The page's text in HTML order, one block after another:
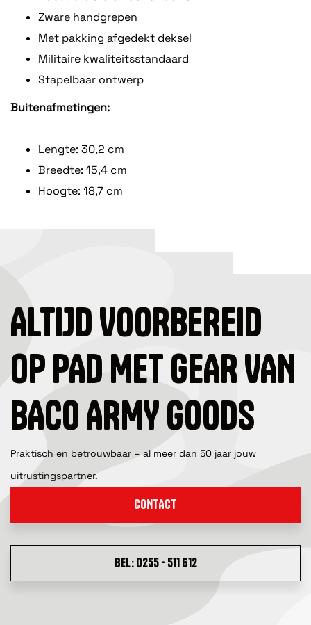
Zware handgrepen
Met pakking afgedekt deksel
Militaire kwaliteitsstandaard
Stapelbaar ontwerp
Buitenafmetingen:
Lengte: 30,2 cm
Breedte: 15,4 cm
Hoogte: 18,7 cm
ALTIJD VOORBEREID
OP PAD MET GEAR VAN
BACO ARMY GOODS
Praktisch en betrouwbaar – al meer dan 50 jaar jouw
uitrustingspartner.
CONTACT
BEL: 0255 - 511 612